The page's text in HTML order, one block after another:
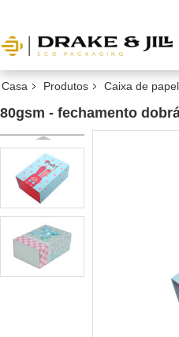
Casa Produtos Caixa de
80gsm - fechamento